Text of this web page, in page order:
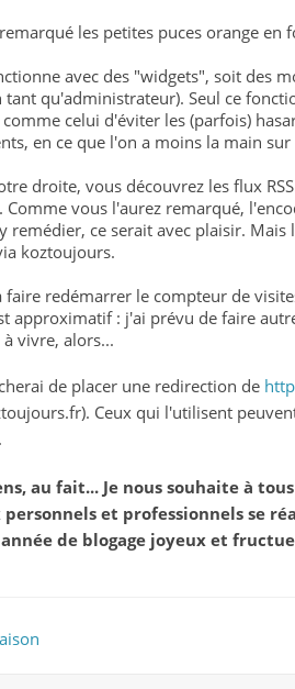
les petites puces orange en
avec des "widgets", soit des
tant qu'administrateur). Seul ce
comme celui d'éviter les (parfois)
en ce que l'on a moins la main
droite, vous découvrez les flux
Comme vous l'aurez remarqué,
remédier, ce serait avec plaisir.
koztoujours.
faire redémarrer le compteur de
approximatif : j'ai prévu de faire
vivre, alors...
de placer une redirection de
Ceux qui l'utilisent
.
au fait... Je nous souhaite à
personnels et professionnels se
de blogage joyeux et